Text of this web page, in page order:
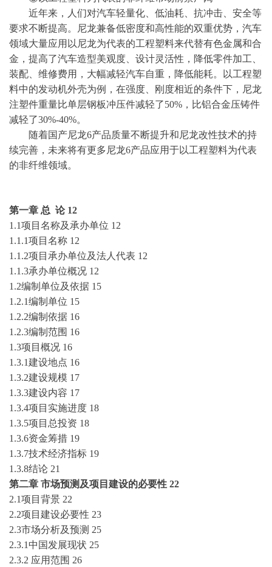
近年来，人们对汽车轻量化、低油耗、抗冲击、安全等
要求不断提高。尼龙兼备低密度和高性能的双重优势，汽车
领域大量应用以尼龙为代表的工程塑料来代替有色金属和合
金，提高了汽车造型美观度、设计灵活性，降低零件加工、
装配、维修费用，大幅减轻汽车自重，降低能耗。以工程塑
料中的发动机外壳为例，在强度、刚度相近的条件下，尼龙
注塑件重量比单层钢板冲压件减轻了50%，比铝合金压铸件
减轻了30%-40%。
随着国产尼龙6产品质量不断提升和尼龙改性技术的持
续完善，未来将有更多尼龙6产品应用于以工程塑料为代表
的非纤维领域。
第一章 总 论 12
1.1项目名称及承办单位 12
1.1.1项目名称 12
1.1.2项目承办单位及法人代表 12
1.1.3承办单位概况 12
1.2编制单位及依据 15
1.2.1编制单位 15
1.2.2编制依据 16
1.2.3编制范围 16
1.3项目概况 16
1.3.1建设地点 16
1.3.2建设规模 17
1.3.3建设内容 17
1.3.4项目实施进度 18
1.3.5项目总投资 18
1.3.6资金筹措 19
1.3.7技术经济指标 19
1.3.8结论 21
第二章 市场预测及项目建设的必要性 22
2.1项目背景 22
2.2项目建设必要性 23
2.3市场分析及预测 25
2.3.1中国发展现状 25
2.3.2 应用范围 26